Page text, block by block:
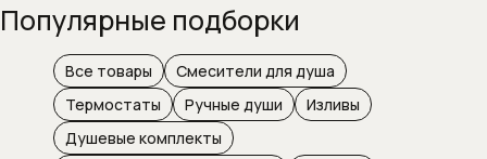
Популярные подборки
Все товары
Смесители для душа
Термостаты
Ручные души
Изливы
Душевые комплекты